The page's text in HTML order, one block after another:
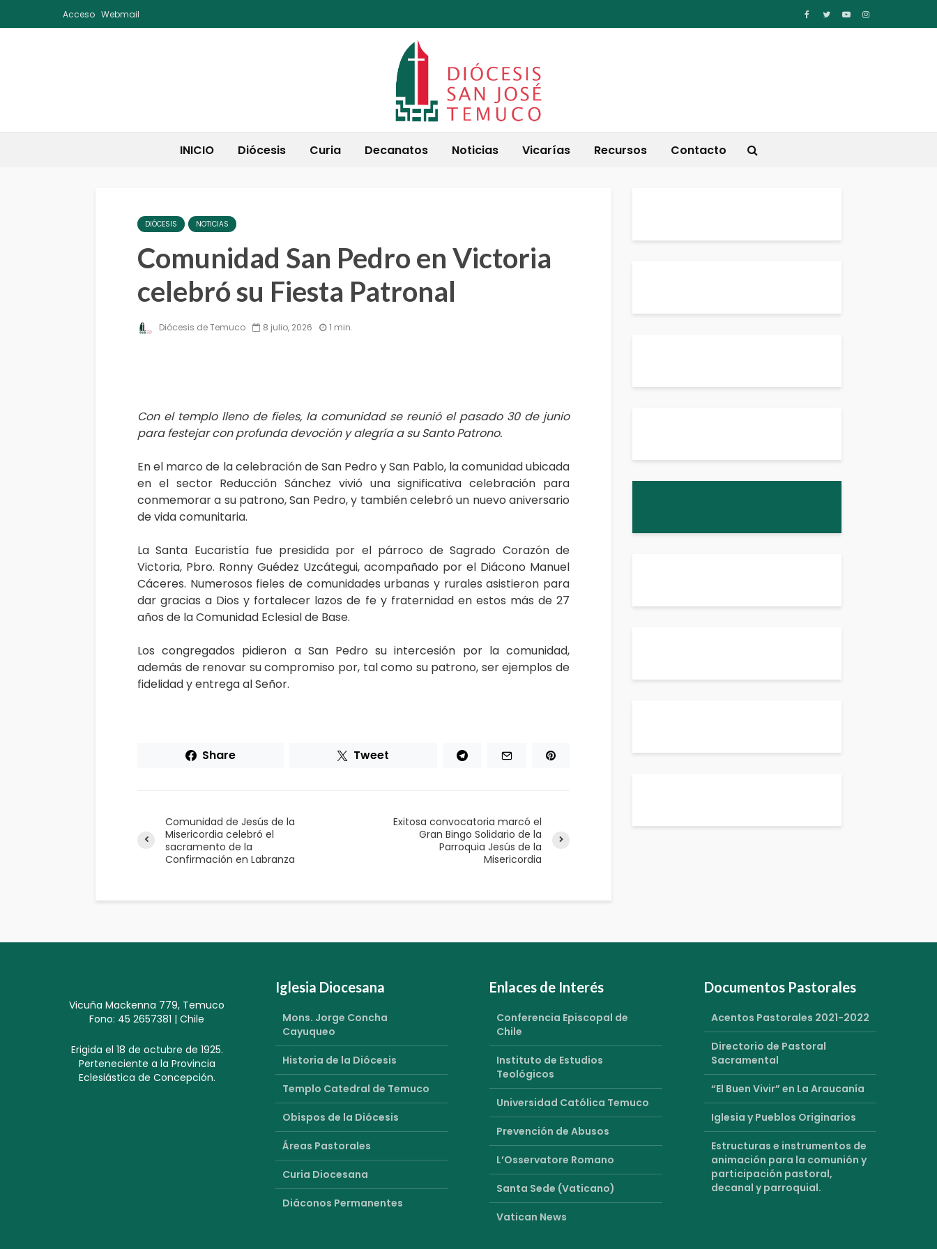
Acceso Webmail
INICIO Diócesis Curia Decanatos Noticias Vicarías Recursos Contacto
DIÓCESIS NOTICIAS
Comunidad San Pedro en Victoria
celebró su Fiesta Patronal
Diócesis de Temuco 8 julio, 2026 1 min.
Con el templo lleno de fieles, la comunidad se reunió el pasado 30 de junio
para festejar con profunda devoción y alegría a su Santo Patrono.
En el marco de la celebración de San Pedro y San Pablo, la comunidad ubicada
en el sector Reducción Sánchez vivió una significativa celebración para
conmemorar a su patrono, San Pedro, y también celebró un nuevo aniversario
de vida comunitaria.
La Santa Eucaristía fue presidida por el párroco de Sagrado Corazón de
Victoria, Pbro. Ronny Guédez Uzcátegui, acompañado por el Diácono Manuel
Cáceres. Numerosos fieles de comunidades urbanas y rurales asistieron para
dar gracias a Dios y fortalecer lazos de fe y fraternidad en estos más de 27
años de la Comunidad Eclesial de Base.
Los congregados pidieron a San Pedro su intercesión por la comunidad,
además de renovar su compromiso por, tal como su patrono, ser ejemplos de
fidelidad y entrega al Señor.
Share Tweet
Comunidad de Jesús de la
Misericordia celebró el
sacramento de la
Confirmación en Labranza
Exitosa convocatoria marcó el
Gran Bingo Solidario de la
Parroquia Jesús de la
Misericordia
Vicuña Mackenna 779, Temuco
Fono: 45 2657381 | Chile
Erigida el 18 de octubre de 1925.
Perteneciente a la Provincia
Eclesiástica de Concepción.
Iglesia Diocesana
Mons. Jorge Concha
Cayuqueo
Historia de la Diócesis
Templo Catedral de Temuco
Obispos de la Diócesis
Áreas Pastorales
Curia Diocesana
Diáconos Permanentes
Enlaces de Interés
Conferencia Episcopal de
Chile
Instituto de Estudios
Teológicos
Universidad Católica Temuco
Prevención de Abusos
L’Osservatore Romano
Santa Sede (Vaticano)
Vatican News
Documentos Pastorales
Acentos Pastorales 2021-2022
Directorio de Pastoral
Sacramental
“El Buen Vivir” en La Araucanía
Iglesia y Pueblos Originarios
Estructuras e instrumentos de
animación para la comunión y
participación pastoral,
decanal y parroquial.